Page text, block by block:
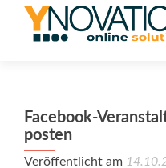
Facebook-
posten
Veröffentlicht am